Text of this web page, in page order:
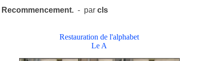
Recommencement. - parcls
Restauration de l'alphabet
Le A